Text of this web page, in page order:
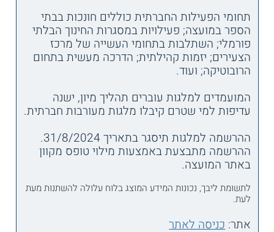
תחומי הפעילות החברתית כוללים חונכות בבתי
הספר במועצה; פעילויות במסגרות החינוך הבלתי
פורמלי; השתלבות בתחומי העשייה של מרכז
הצעירים; יזמות קהילתית; הדרכה מעשית בתחום
הרובוטיקה; ועוד.
המועמדים למלגות עוברים תהליך מיון, ישנה
עדיפות למי שטרם קיבלו מלגות מעורבות חברתית.
ההרשמה למלגות תיסגר בתאריך 31/8/2024.
ההרשמה מתבצעת באמצעות מילוי טופס מקוון
באתר המועצה.
לתשומת ליבך, נכונות המידע המוצג בלוח עלולה להשתנות מעת
לעת.
אתר:כניסה לאתר